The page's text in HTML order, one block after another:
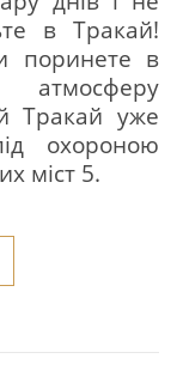
в Тракай!
поринете в
Тракай уже
охороною
міст 5.